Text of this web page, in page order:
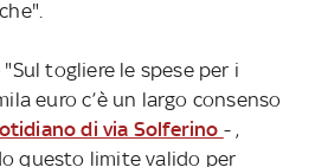
"Sul togliere le spese per i
euro c’è un largo consenso
di via Solferino - ,
questo limite valido per